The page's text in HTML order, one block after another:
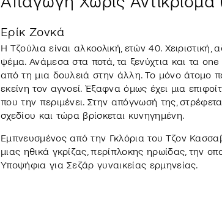
Ερίκ Ζονκά
Η Τζούλια είναι αλκοολική, ετών 40.
ψέμα. Ανάμεσα στα ποτά, τα ξενύχτια και τα
από τη μια δουλειά στην άλλη. Το μόνο άτομο
εκείνη τον αγνοεί. Έξαφνα όμως έχει μια
που την περιμένει. Στην απόγνωσή της,
σχεδίου και τώρα βρίσκεται κυνηγημένη.
Εμπνευσμένος από την Γκλόρια του Τζον
μιας ηθικά γκρίζας, περίπλοκης ηρωίδας, την
Υποψήφια για Σεζάρ γυναικείας ερμηνείας.